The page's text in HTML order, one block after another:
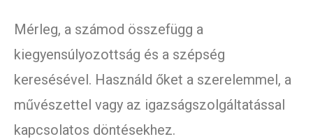
Mérleg, a számod összefügg a
kiegyensúlyozottság és a szépség
keresésével. Használd őket a szerelemmel, a
művészettel vagy az igazságszolgáltatással
kapcsolatos döntésekhez.